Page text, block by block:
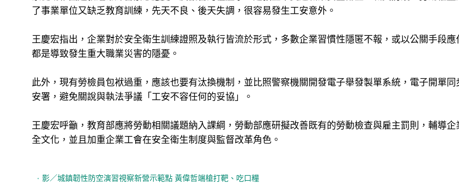
了事業單位又缺乏教育訓練，先天不良、後天失調，很容易發生工安意外。
王慶宏指出，企業對於安全衛生訓練證照及執行皆流於形式，多數企業習慣性隱匿不報，或以公關手段應
都是導致發生重大職業災害的隱憂。
此外，現有勞檢員包袱過重，應該也要有汰換機制，並比照警察機關開發電子舉發製單系統，電子開單同
安署，避免關說與執法爭議「工安不容任何的妥協」。
王慶宏呼籲，教育部應將勞動相關議題納入課綱，勞動部應研擬改善既有的勞動檢查與雇主罰則，輔導企
全文化，並且加重企業工會在安全衛生制度與監督改革角色。
影／城鎮韌性防空演習視察新營示範點 黃偉哲端槍打靶、吃口糧